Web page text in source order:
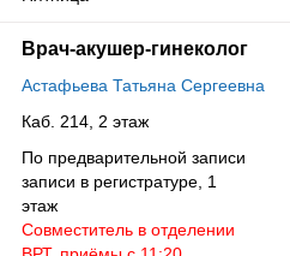
Врач-акушер-гинеколог
Астафьева Татьяна Сергеевна
Каб. 214, 2 этаж
По предварительной записи
записи в регистратуре, 1
этаж
Совместитель в отделении